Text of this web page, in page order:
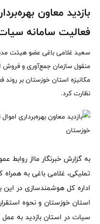
بازدید معاون
فعالیت سامانه
سعید غلامی باغی عضو هیئت
منقول سازمان جمع‌آوری و فروش
مکانیزه استان خوزستان بر روند
نظارت کرد.
به گزارش خبرنگار مااز
تملیکی، غلامی باغی به همراه
اداره‌ کل هوشمندسازی در این
استان خوزستان و نحوه
سیات در استان بازدید به عمل